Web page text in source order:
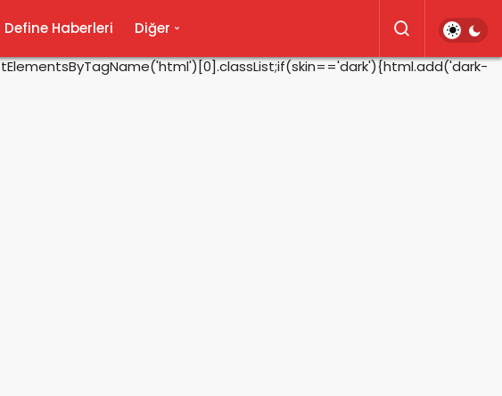
Define Haberleri Diğer